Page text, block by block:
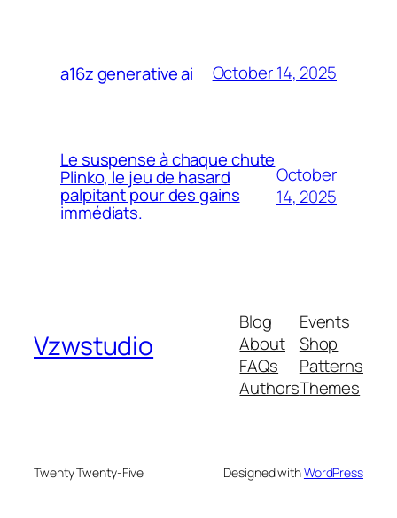
a16z generative ai October 14, 2025
Le suspense à chaque chute
Plinko, le jeu de hasard
palpitant pour des gains
immédiats.
October
14, 2025
Vzwstudio
Blog
About
FAQs
Authors
Events
Shop
Patterns
Themes
Twenty Twenty-Five Designed withWordPress